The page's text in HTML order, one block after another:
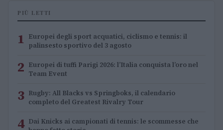
PIÙ LETTI
1 Europei degli sport acquatici, ciclismo e tennis: il
palinsesto sportivo del 3 agosto
2 Europei di tuffi Parigi 2026: l’Italia conquista l’oro nel
Team Event
3 Rugby: All Blacks vs Springboks, il calendario
completo del Greatest Rivalry Tour
4 Dai Knicks ai campionati di tennis: le scommesse che